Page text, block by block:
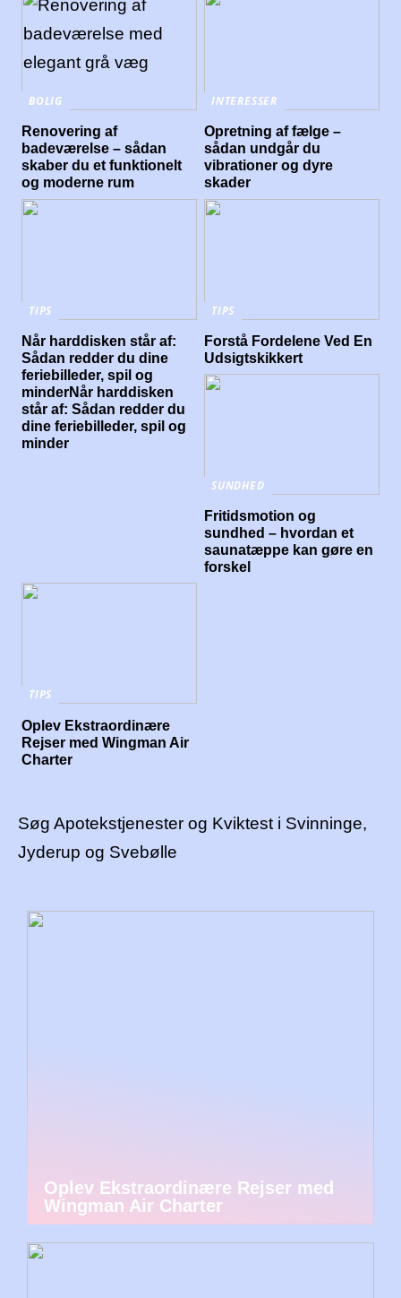
BOLIG
Renovering af
badeværelse – sådan
skaber du et funktionelt
og moderne rum
INTERESSER
Opretning af fælge –
sådan undgår du
vibrationer og dyre
skader
TIPS
Når harddisken står af:
Sådan redder du dine
feriebilleder, spil og
minderNår harddisken
står af: Sådan redder du
dine feriebilleder, spil og
minder
TIPS
Forstå Fordelene Ved En
Udsigtskikkert
SUNDHED
Fritidsmotion og
sundhed – hvordan et
saunatæppe kan gøre en
forskel
TIPS
Oplev Ekstraordinære
Rejser med Wingman Air
Charter
Søg Apotekstjenester og Kviktest i Svinninge,
Jyderup og Svebølle
Oplev Ekstraordinære Rejser med
Wingman Air Charter